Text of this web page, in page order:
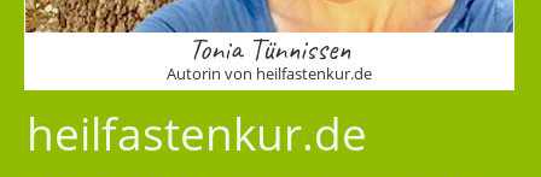
Tonia Tünnissen
Autorin von heilfastenkur.de
heilfastenkur.de